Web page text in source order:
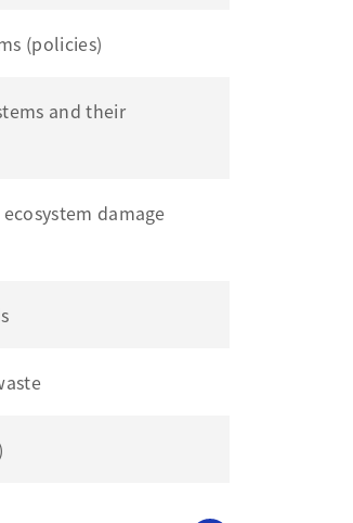
(policies)
and their
damage